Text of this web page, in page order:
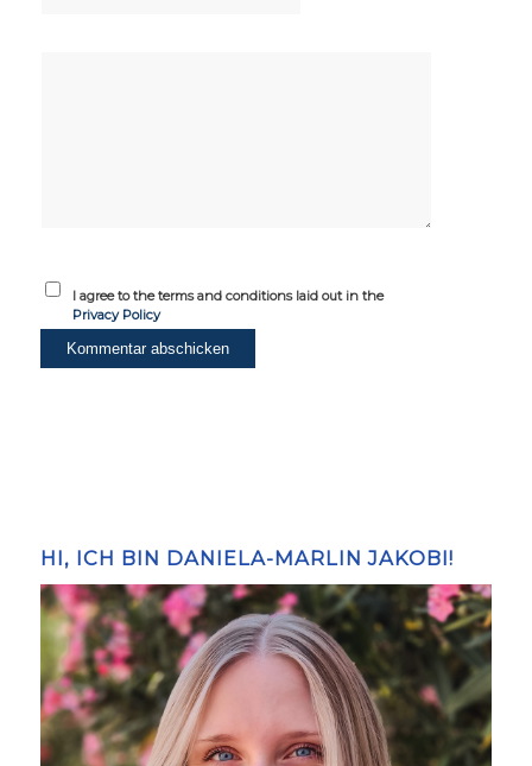
I agree to the terms and conditions laid out in the
Privacy Policy
HI, ICH BIN DANIELA-MARLIN JAKOBI!